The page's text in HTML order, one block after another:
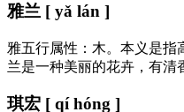
雅兰 [ yǎ lán ]
雅五行属性：木。本义是指
兰是一种美丽的花卉，有清
琪宏 [ qí hóng ]